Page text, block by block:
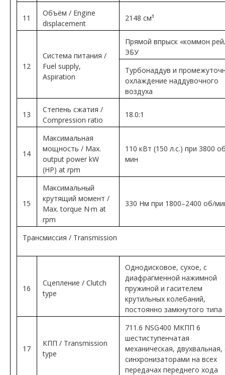
11
Объём / Engine
displacement
2148 см³
12
Система питания /
Fuel supply,
Aspiration
Прямой впрыск «коммон
ЭБУ
Турбонаддув и
охлаждение наддувочного
воздуха
13
Степень сжатия /
Compression ratio
18.0:1
14
Максимальная
мощность / Max.
output power kW
(HP) at rpm
110 кВт (150 л.с.) при 3800
мин
15
Максимальный
крутящий момент /
Max. torque N·m at
rpm
330 Нм при 1800–2400 об/
Трансмиссия / Transmission
16
Сцепление / Clutch
type
Однодисковое, сухое, с
диафрагменной нажимной
пружиной и гасителем
крутильных колебаний,
постоянно замкнутого типа
17
КПП / Transmission
type
711.6 NSG400 МКПП 6
шестиступенчатая
механическая, двухвальная,
синхронизаторами на всех
передачах переднего хода